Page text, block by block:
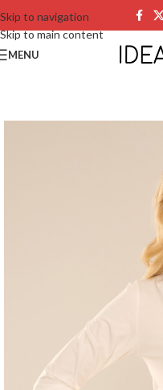
Skip to navigation
Skip to main content
MENU